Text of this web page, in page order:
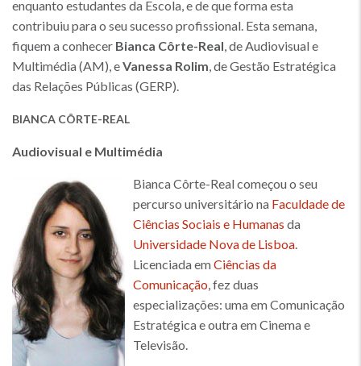
enquanto estudantes da Escola, e de que forma esta
contribuiu para o seu sucesso profissional. Esta semana,
fiquem a conhecer Bianca Côrte-Real, de Audiovisual e
Multimédia (AM), eVanessa Rolim, de Gestão Estratégica
das Relações Públicas (GERP).
BIANCA CÔRTE-REAL
Audiovisual e Multimédia
Bianca Côrte-Real começou o seu
percurso universitário na Faculdade de
Ciências Sociais e Humanas da
Universidade Nova de Lisboa.
Licenciada emCiências da
Comunicação, fez duas
especializações: uma em Comunicação
Estratégica e outra em Cinema e
Televisão.